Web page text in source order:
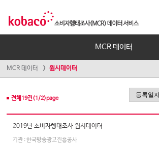
MCR 데이터
MCR 데이터 원시데이터
전체 19건(1 /2)page
2019년 소비자행태조사 원시데이터
기관 : 한국방송광고진흥공사